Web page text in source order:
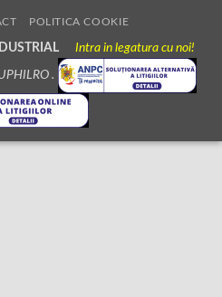
POLITICA COOKIE
Intra in legatura cu noi!
.